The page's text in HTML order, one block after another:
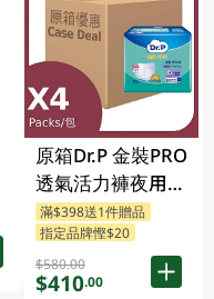
原箱Dr.P 金裝PRO
透氣活力褲夜用
型 (中碼)
4X10PCS
滿$398送1件贈品
指定品牌慳$20
$580.00
$410.00